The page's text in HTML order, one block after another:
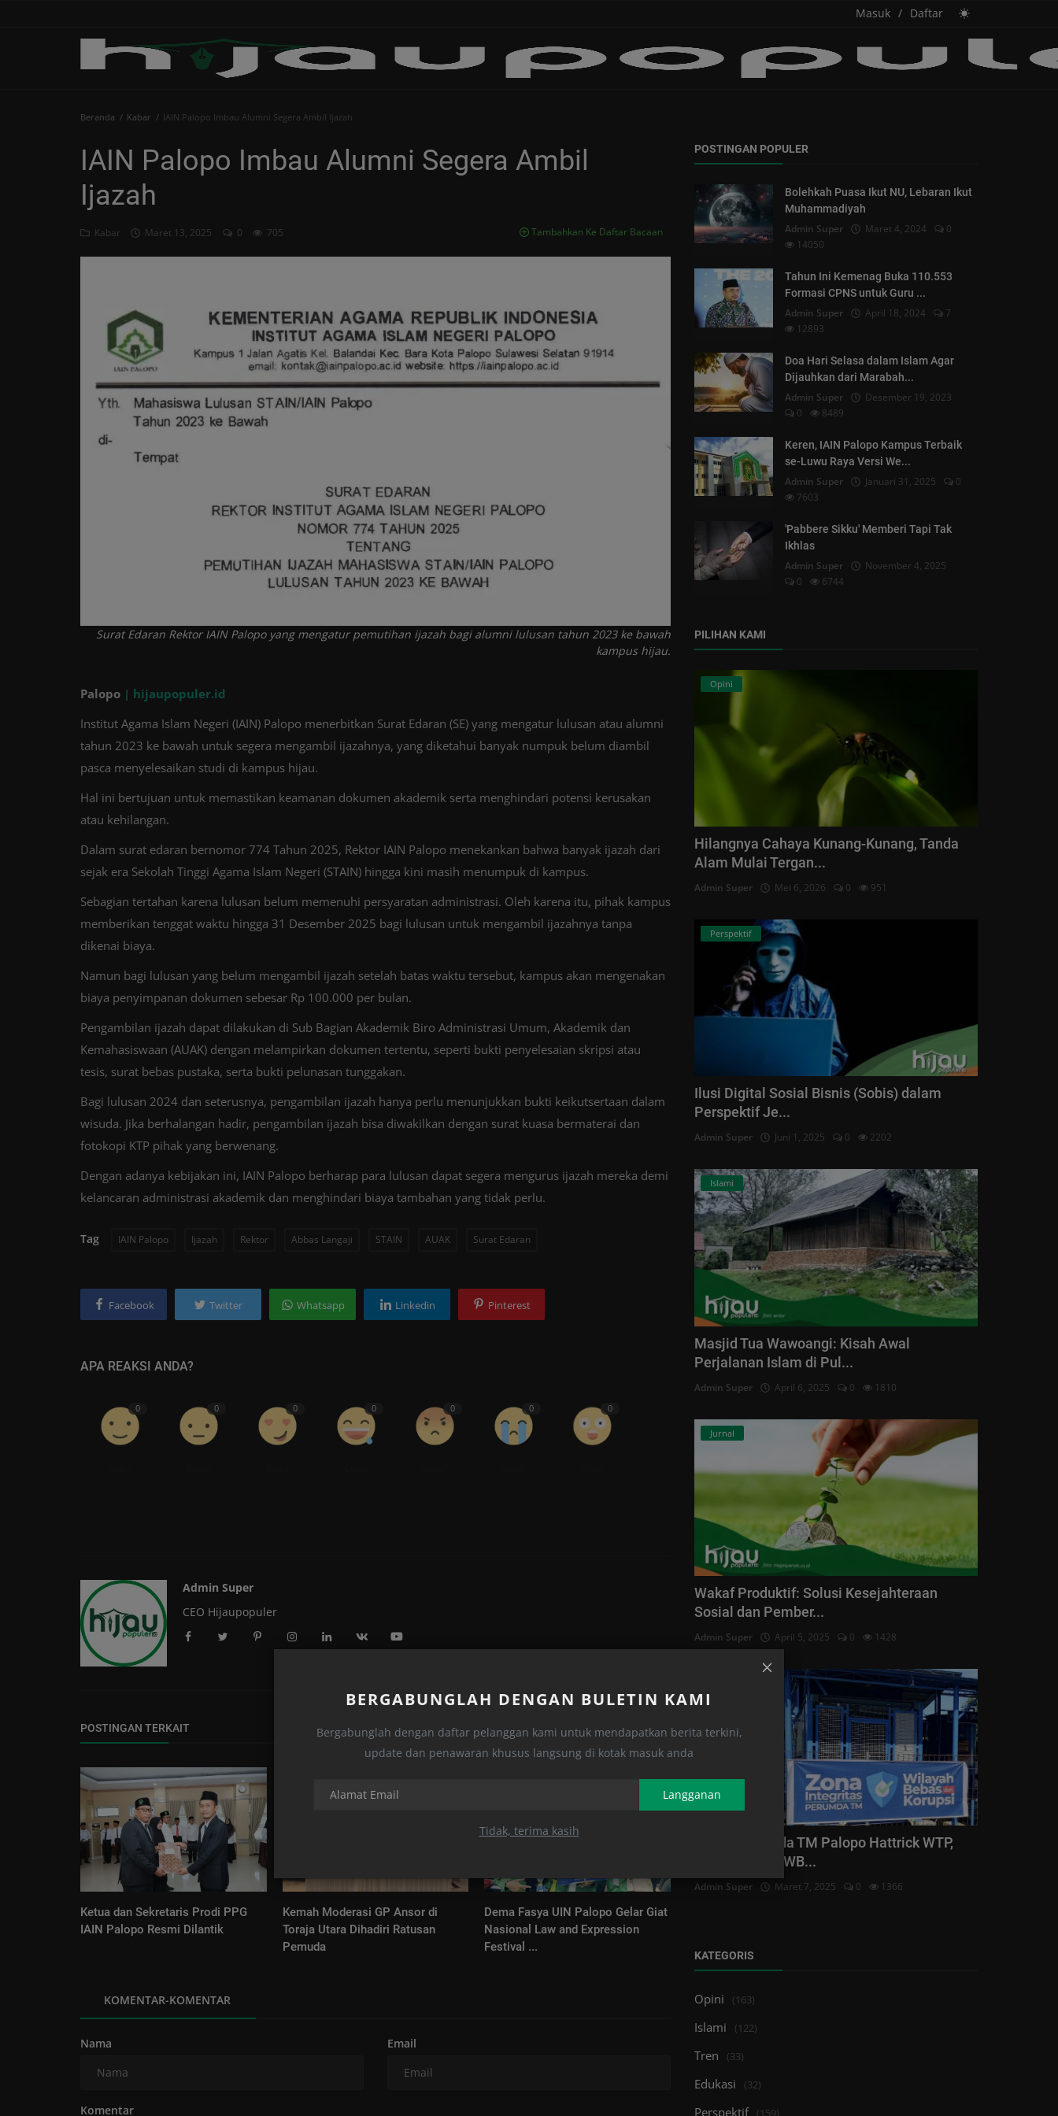
Masuk / Daftar
BERGABUNGLAH DENGAN BULETIN KAMI
Bergabunglah dengan daftar pelanggan kami untuk mendapatkan berita terkini,
update dan penawaran khusus langsung di kotak masuk anda
Langganan
Tidak, terima kasih
Beranda Kabar IAIN Palopo Imbau Alumni Segera Ambil Ijazah
IAIN Palopo Imbau Alumni Segera Ambil
Ijazah
Kabar Maret 13, 2025 0 705 Tambahkan Ke Daftar Bacaan
Surat Edaran Rektor IAIN Palopo yang mengatur pemutihan ijazah bagi alumni lulusan tahun 2023 ke bawah
kampus hijau.
Palopo | hijaupopuler.id
Institut Agama Islam Negeri (IAIN) Palopo menerbitkan Surat Edaran (SE) yang mengatur lulusan atau alumni
tahun 2023 ke bawah untuk segera mengambil ijazahnya, yang diketahui banyak numpuk belum diambil
pasca menyelesaikan studi di kampus hijau.
Hal ini bertujuan untuk memastikan keamanan dokumen akademik serta menghindari potensi kerusakan
atau kehilangan.
Dalam surat edaran bernomor 774 Tahun 2025, Rektor IAIN Palopo menekankan bahwa banyak ijazah dari
sejak era Sekolah Tinggi Agama Islam Negeri (STAIN) hingga kini masih menumpuk di kampus.
Sebagian tertahan karena lulusan belum memenuhi persyaratan administrasi. Oleh karena itu, pihak kampus
memberikan tenggat waktu hingga 31 Desember 2025 bagi lulusan untuk mengambil ijazahnya tanpa
dikenai biaya.
Namun bagi lulusan yang belum mengambil ijazah setelah batas waktu tersebut, kampus akan mengenakan
biaya penyimpanan dokumen sebesar Rp 100.000 per bulan.
Pengambilan ijazah dapat dilakukan di Sub Bagian Akademik Biro Administrasi Umum, Akademik dan
Kemahasiswaan (AUAK) dengan melampirkan dokumen tertentu, seperti bukti penyelesaian skripsi atau
tesis, surat bebas pustaka, serta bukti pelunasan tunggakan.
Bagi lulusan 2024 dan seterusnya, pengambilan ijazah hanya perlu menunjukkan bukti keikutsertaan dalam
wisuda. Jika berhalangan hadir, pengambilan ijazah bisa diwakilkan dengan surat kuasa bermaterai dan
fotokopi KTP pihak yang berwenang.
Dengan adanya kebijakan ini, IAIN Palopo berharap para lulusan dapat segera mengurus ijazah mereka demi
kelancaran administrasi akademik dan menghindari biaya tambahan yang tidak perlu.
Tag IAIN Palopo Ijazah Rektor Abbas Langaji STAIN AUAK Surat Edaran
Facebook Twitter Whatsapp Linkedin Pinterest
APA REAKSI ANDA?
0 0 0 0 0 0 0
Admin Super
CEO Hijaupopuler
POSTINGAN TERKAIT
Ketua dan Sekretaris Prodi PPG
IAIN Palopo Resmi Dilantik
Kemah Moderasi GP Ansor di
Toraja Utara Dihadiri Ratusan
Pemuda
Dema Fasya UIN Palopo Gelar Giat
Nasional Law and Expression
Festival ...
KOMENTAR-KOMENTAR
Nama Email
Komentar
POSTINGAN POPULER
Bolehkah Puasa Ikut NU, Lebaran Ikut
Muhammadiyah
Admin Super Maret 4, 2024
0
14050
Tahun Ini Kemenag Buka 110.553
Formasi CPNS untuk Guru ...
Admin Super April 18, 2024
7
12893
Doa Hari Selasa dalam Islam Agar
Dijauhkan dari Marabah...
Admin Super
Desember 19, 2023
0
8489
Keren, IAIN Palopo Kampus Terbaik
se-Luwu Raya Versi We...
Admin Super Januari 31, 2025
0
7603
'Pabbere Sikku' Memberi Tapi Tak
Ikhlas
Admin Super
November 4, 2025
0
6744
PILIHAN KAMI
Opini
Hilangnya Cahaya Kunang-Kunang, Tanda
Alam Mulai Tergan...
Admin Super Mei 6, 2026 0 951
Perspektif
Ilusi Digital Sosial Bisnis (Sobis) dalam
Perspektif Je...
Admin Super Juni 1, 2025 0 2202
Islami
Masjid Tua Wawoangi: Kisah Awal
Perjalanan Islam di Pul...
Admin Super April 6, 2025 0 1810
Jurnal
Wakaf Produktif: Solusi Kesejahteraan
Sosial dan Pember...
Admin Super April 5, 2025 0 1428
Gacor, Perumda TM Palopo Hattrick WTP,
Kini Terapkan WB...
Admin Super Maret 7, 2025 0 1366
KATEGORIS
Opini (163)
Islami (122)
Tren (33)
Edukasi (32)
Perspektif (159)